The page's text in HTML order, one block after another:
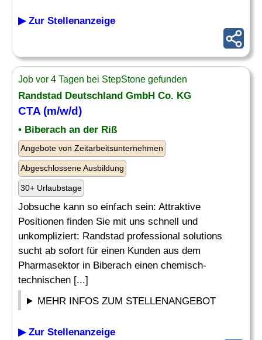
▶ Zur Stellenanzeige
Job vor 4 Tagen bei StepStone gefunden
Randstad Deutschland GmbH Co. KG
CTA (m/w/d)
• Biberach an der Riß
Angebote von Zeitarbeitsunternehmen
Abgeschlossene Ausbildung
30+ Urlaubstage
Jobsuche kann so einfach sein: Attraktive
Positionen finden Sie mit uns schnell und
unkompliziert: Randstad professional solutions
sucht ab sofort für einen Kunden aus dem
Pharmasektor in Biberach einen chemisch-
technischen [...]
MEHR INFOS ZUM STELLENANGEBOT
▶ Zur Stellenanzeige